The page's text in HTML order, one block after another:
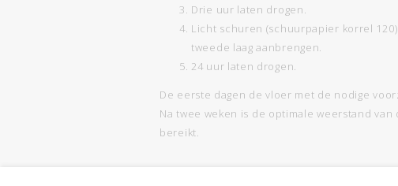
Drie uur laten drogen.
Licht schuren (schuurpapier korrel
tweede laag aanbrengen.
24 uur laten drogen.
De eerste dagen de vloer met de nodige
Na twee weken is de optimale weerstand
bereikt.